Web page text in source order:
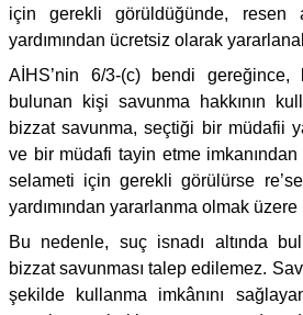
için gerekli görüldüğünde, resen
yardımından ücretsiz olarak
AİHS’nin 6/3-(c) bendi gereğince,
bulunan kişi savunma hakkının
bizzat savunma, seçtiği bir müdafii
ve bir müdafi tayin etme
selameti için gerekli görülürse
yardımından yararlanma olmak
Bu nedenle, suç isnadı altında
bizzat savunması talep edilemez.
şekilde kullanma imkânını